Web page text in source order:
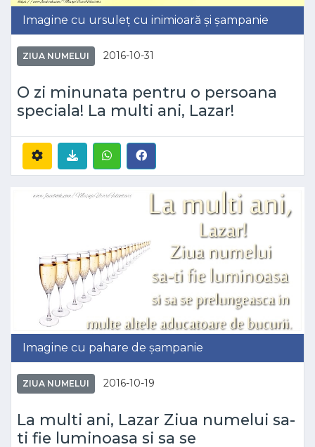
Imagine cu ursuleț cu inimioară și șampanie
ZIUA NUMELUI 2016-10-31
O zi minunata pentru o persoana
speciala! La multi ani, Lazar!
Imagine cu pahare de șampanie
ZIUA NUMELUI 2016-10-19
La multi ani, Lazar Ziua numelui sa-
ti fie luminoasa si sa se